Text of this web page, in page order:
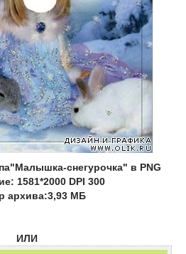
снегурочка" в PNG
1581*2000 DPI 300
архива:3,93 МБ
ИЛИ